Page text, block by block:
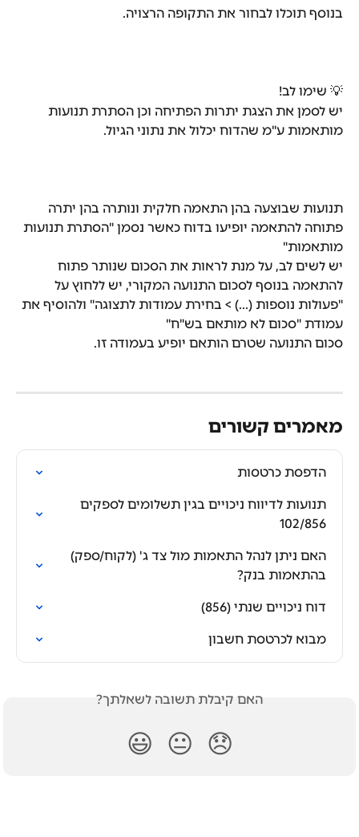
בנוסף תוכלו לבחור את התקופה הרצויה.
💡 שימו לב!
יש לסמן את הצגת יתרות הפתיחה וכן הסתרת תנועות
מותאמות ע"מ שהדוח יכלול את נתוני הגיול.
תנועות שבוצעה בהן התאמה חלקית ונותרה בהן יתרה
פתוחה להתאמה יופיעו בדוח כאשר נסמן "הסתרת תנועות
מותאמות"
יש לשים לב, על מנת לראות את הסכום שנותר פתוח
להתאמה בנוסף לסכום התנועה המקורי, יש ללחוץ על
"פעולות נוספות (...) > בחירת עמודות לתצוגה" ולהוסיף את
עמודת "סכום לא מותאם בש"ח"
סכום התנועה שטרם הותאם יופיע בעמודה זו.
מאמרים קשורים
הדפסת כרטסות
תנועות לדיווח ניכויים בגין תשלומים לספקים
102/856
האם ניתן לנהל התאמות מול צד ג' (לקוח/ספק)
בהתאמות בנק?
דוח ניכויים שנתי (856)
מבוא לכרטסת חשבון
האם קיבלת תשובה לשאלתך?
😞
😐
😃